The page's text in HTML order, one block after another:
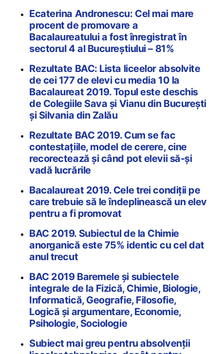
Ecaterina Andronescu: Cel mai mare
procent de promovare a
Bacalaureatului a fost înregistrat în
sectorul 4 al Bucureștiului – 81%
Rezultate BAC: Lista liceelor absolvite
de cei 177 de elevi cu media 10 la
Bacalaureat 2019. Topul este deschis
de Colegiile Sava și Vianu din București
și Silvania din Zalău
Rezultate BAC 2019. Cum se fac
contestațiile, model de cerere, cine
recorectează și când pot elevii să-și
vadă lucrările
Bacalaureat 2019. Cele trei condiții pe
care trebuie să le îndeplinească un elev
pentru a fi promovat
BAC 2019. Subiectul de la Chimie
anorganică este 75% identic cu cel dat
anul trecut
BAC 2019 Baremele și subiectele
integrale de la Fizică, Chimie, Biologie,
Informatică, Geografie, Filosofie,
Logică și argumentare, Economie,
Psihologie, Sociologie
Subiect mai greu pentru absolvenții